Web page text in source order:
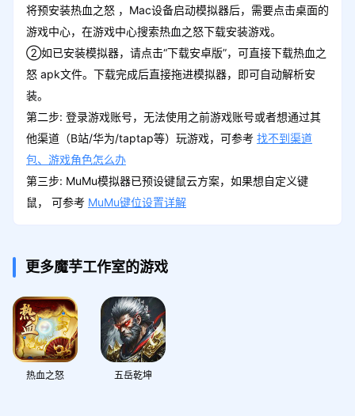
将预安装热血之怒 ，Mac设备启动模拟器后，需要点击桌面的
游戏中心，在游戏中心搜索热血之怒下载安装游戏。
②如已安装模拟器，请点击“下载安卓版”，可直接下载热血之
怒 apk文件。下载完成后直接拖进模拟器，即可自动解析安
装。
第二步: 登录游戏账号，无法使用之前游戏账号或者想通过其
他渠道（B站/华为/taptap等）玩游戏，可参考 找不到渠道
包、游戏角色怎么办
第三步: MuMu模拟器已预设键鼠云方案，如果想自定义键
鼠， 可参考 MuMu键位设置详解
更多魔芋工作室的游戏
热血之怒 五岳乾坤